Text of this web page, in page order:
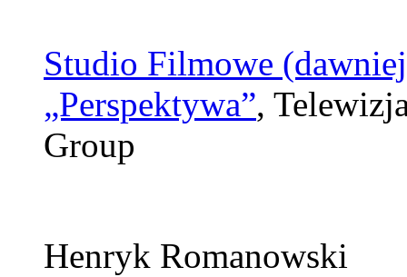
Studio Filmowe
„Perspektywa”,
Group
Henryk Romanowski